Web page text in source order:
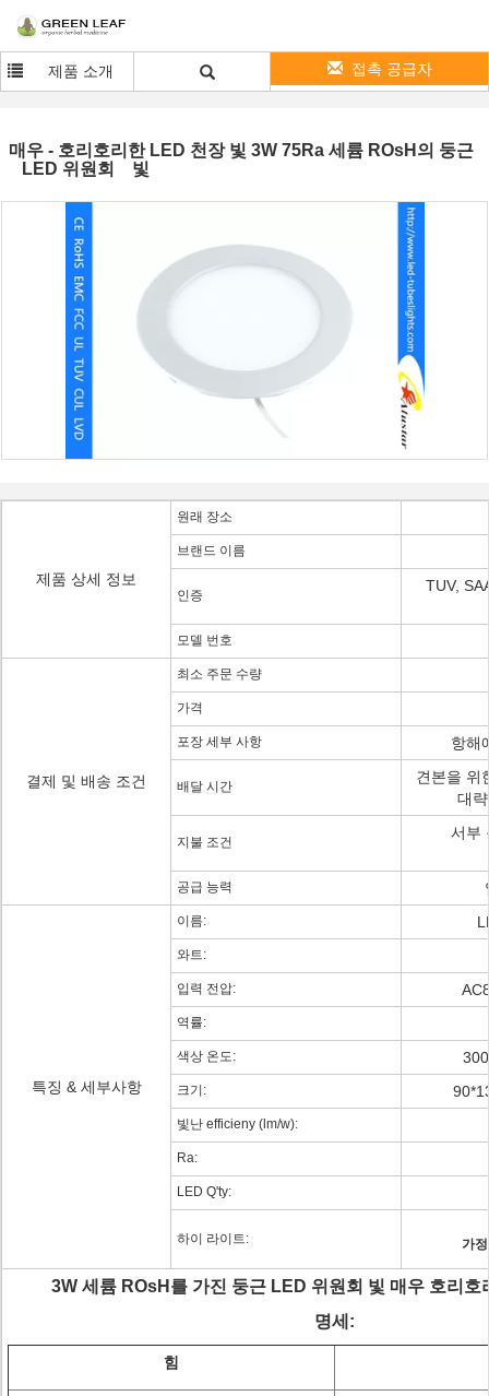
제품 소개 접촉 공급자
매우 - 호리호리한 LED 천장 빛 3W 75Ra 세륨 ROsH의 둥근
LED 위원회 빛
제품 상세 정보
원래 장소
브랜드 이름
인증
TUV,
모델 번호
결제 및 배송 조건
최소 주문 수량
가격
포장 세부 사항 항해
배달 시간
견본을 위
대
지불 조건
서부
공급 능력
특징 & 세부사항
이름:
와트:
입력 전압:
역률:
색상 온도:
크기:
빛난 efficieny (lm/w):
Ra:
LED Q'ty:
하이 라이트: 가
3W 세륨 ROsH를 가진 둥근 LED 위원회 빛 매우 호리호
명세:
힘